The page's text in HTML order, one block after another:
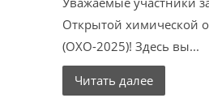
Открытой химической
(ОХО-2025)! Здесь вы...
Читать далее